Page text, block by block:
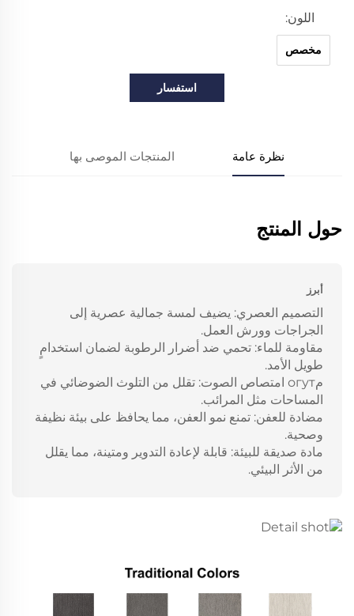
اللون:
مخصص
استفسار
نظرة عامة المنتجات الموصى بها
حول المنتج
أبرز
التصميم العصري: يضيف لمسة جمالية عصرية إلى
الجراجات وورش العمل.
مقاومة للماء: تحمي ضد أضرار الرطوبة لضمان استخدامٍ
طويل الأمد.
مогут امتصاص الصوت: تقلل من التلوث الضوضائي في
المساحات مثل المرائب.
مضادة للعفن: تمنع نمو العفن، مما يحافظ على بيئة نظيفة
وصحية.
مادة صديقة للبيئة: قابلة لإعادة التدوير ومتينة، مما يقلل
من الأثر البيئي.